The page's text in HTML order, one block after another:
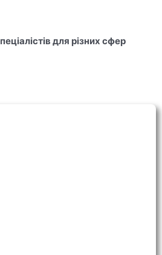
для різних сфер